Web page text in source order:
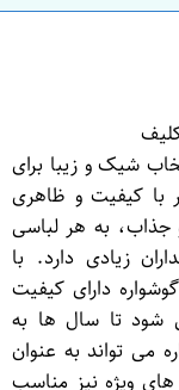
انتخاب شیک و زیبا برای
با کیفیت و ظاهری
جذاب، به هر لباسی
زیادی دارد. با
دارای کیفیت
شود تا سال ها به
می تواند به عنوان
ویژه نیز مناسب